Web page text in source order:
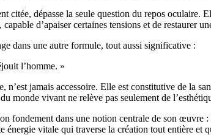
citée, dépasse la seule question du repos
d’apaiser certaines tensions et de restaurer
dans une autre formule, tout aussi significative :
l’homme. »
n’est jamais accessoire. Elle est constitutive de la
monde vivant ne relève pas seulement de
fondement dans une notion centrale de son œuvre :
énergie vitale qui traverse la création tout entière